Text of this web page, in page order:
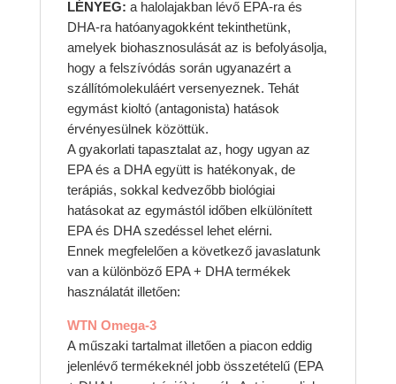
LÉNYEG: a halolajakban lévő EPA-ra és
DHA-ra hatóanyagokként tekinthetünk,
amelyek biohasznosulását az is befolyásolja,
hogy a felszívódás során ugyanazért a
szállítómolekuláért versenyeznek. Tehát
egymást kioltó (antagonista) hatások
érvényesülnek közöttük.
A gyakorlati tapasztalat az, hogy ugyan az
EPA és a DHA együtt is hatékonyak, de
terápiás, sokkal kedvezőbb biológiai
hatásokat az egymástól időben elkülönített
EPA és DHA szedéssel lehet elérni.
Ennek megfelelően a következő javaslatunk
van a különböző EPA + DHA termékek
használatát illetően:
WTN Omega-3
A műszaki tartalmat illetően a piacon eddig
jelenlévő termékeknél jobb összetételű (EPA